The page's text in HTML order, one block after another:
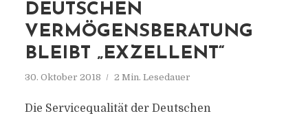
DEUTSCHEN
VERMÖGENSBERATUNG
BLEIBT „EXZELLENT“
30. Oktober 2018 2 Min. Lesedauer
Die Servicequalität der Deutschen